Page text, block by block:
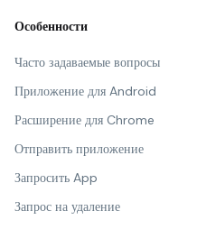
Особенности
Часто задаваемые вопросы
Приложение для Android
Расширение для Chrome
Отправить приложение
Запросить App
Запрос на удаление